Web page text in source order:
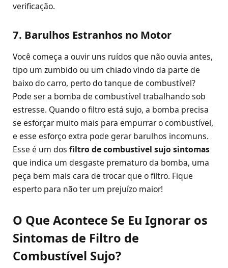
verificação.
7. Barulhos Estranhos no Motor
Você começa a ouvir uns ruídos que não ouvia antes,
tipo um zumbido ou um chiado vindo da parte de
baixo do carro, perto do tanque de combustível?
Pode ser a bomba de combustível trabalhando sob
estresse. Quando o filtro está sujo, a bomba precisa
se esforçar muito mais para empurrar o combustível,
e esse esforço extra pode gerar barulhos incomuns.
Esse é um dos filtro de combustivel sujo sintomas
que indica um desgaste prematuro da bomba, uma
peça bem mais cara de trocar que o filtro. Fique
esperto para não ter um prejuízo maior!
O Que Acontece Se Eu Ignorar os
Sintomas de Filtro de
Combustível Sujo?